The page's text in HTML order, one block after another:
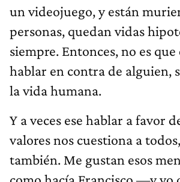
un videojuego, y están
personas, quedan vidas
siempre. Entonces, no es que
hablar en contra de alguien,
la vida humana.
Y a veces ese hablar a favor
valores nos cuestiona a
también. Me gustan esos